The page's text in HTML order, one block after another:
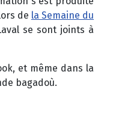
de la Semaine du
se sont joints à
et même dans la
bagadoù.